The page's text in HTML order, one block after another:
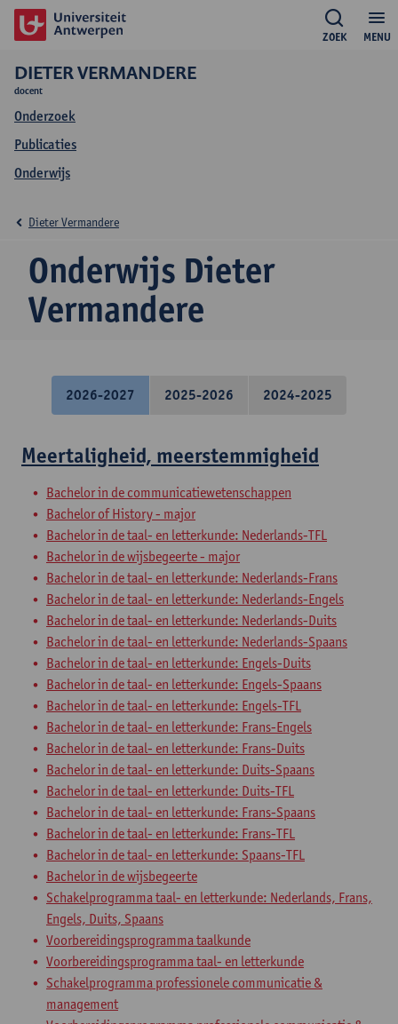
MENU
ZOEK
DIETER VERMANDERE
docent
Onderzoek
Publicaties
Onderwijs
Onderwijs Dieter
Vermandere
Dieter Vermandere
2026-2027 2025-2026 2024-2025
Meertaligheid, meerstemmigheid
Bachelor in de communicatiewetenschappen
Bachelor of History - major
Bachelor in de taal- en letterkunde: Nederlands-TFL
Bachelor in de wijsbegeerte - major
Bachelor in de taal- en letterkunde: Nederlands-Frans
Bachelor in de taal- en letterkunde: Nederlands-Engels
Bachelor in de taal- en letterkunde: Nederlands-Duits
Bachelor in de taal- en letterkunde: Nederlands-Spaans
Bachelor in de taal- en letterkunde: Engels-Duits
Bachelor in de taal- en letterkunde: Engels-Spaans
Bachelor in de taal- en letterkunde: Engels-TFL
Bachelor in de taal- en letterkunde: Frans-Engels
Bachelor in de taal- en letterkunde: Frans-Duits
Bachelor in de taal- en letterkunde: Duits-Spaans
Bachelor in de taal- en letterkunde: Duits-TFL
Bachelor in de taal- en letterkunde: Frans-Spaans
Bachelor in de taal- en letterkunde: Frans-TFL
Bachelor in de taal- en letterkunde: Spaans-TFL
Bachelor in de wijsbegeerte
Schakelprogramma taal- en letterkunde: Nederlands, Frans,
Engels, Duits, Spaans
Voorbereidingsprogramma taalkunde
Voorbereidingsprogramma taal- en letterkunde
Schakelprogramma professionele communicatie &
management